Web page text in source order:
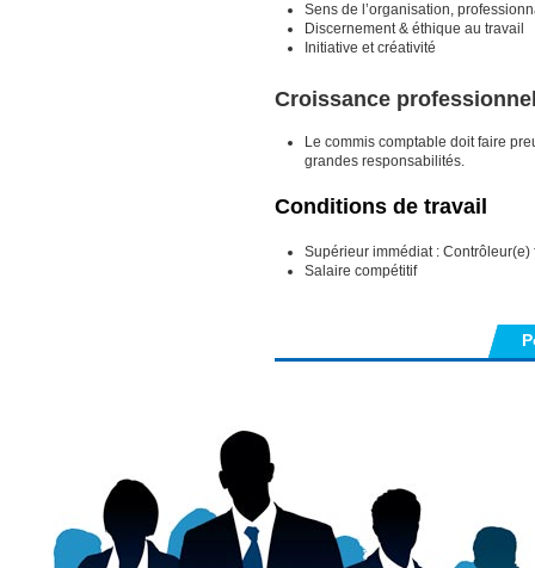
Sens de l’organisation,
Discernement & éthique au travail
Initiative et créativité
Croissance
Le commis comptable doit faire
grandes responsabilités.
Conditions de travail
Supérieur immédiat : Contrôleur(e)
Salaire compétitif